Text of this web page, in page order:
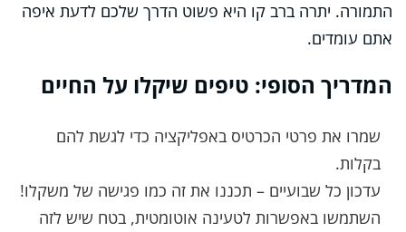
התמורה. יתרה ברב קו היא פשוט הדרך שלכם לדעת איפה
אתם עומדים.
המדריך הסופי: טיפים שיקלו על החיים
שמרו את פרטי הכרטיס באפליקציה כדי לגשת להם
בקלות.
עדכון כל שבועיים – תכננו את זה כמו פגישה של משקלו!
השתמשו באפשרות לטעינה אוטומטית, בטח שיש לזה